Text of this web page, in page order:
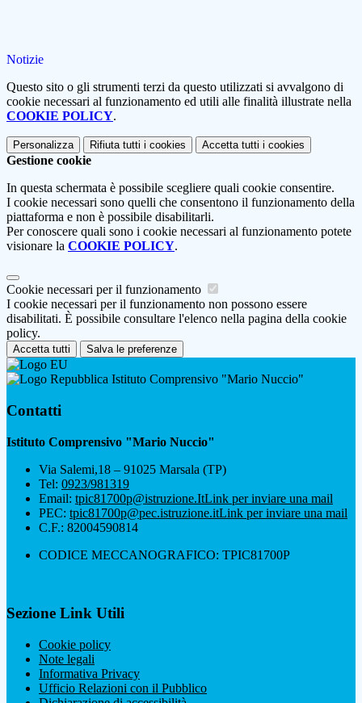
Notizie
Questo sito o gli strumenti terzi da questo utilizzati si avvalgono di
cookie necessari al funzionamento ed utili alle finalità illustrate nella
COOKIE POLICY.
Personalizza Rifiuta tutti i cookies Accetta tutti i cookies
Gestione cookie
In questa schermata è possibile scegliere quali cookie consentire.
I cookie necessari sono quelli che consentono il funzionamento della
piattaforma e non è possibile disabilitarli.
Per conoscere quali sono i cookie necessari al funzionamento potete
visionare la COOKIE POLICY.
Cookie necessari per il funzionamento
I cookie necessari per il funzionamento non possono essere
disabilitati. È possibile consultare l'elenco nella pagina della cookie
policy.
Accetta tutti Salva le preferenze
Istituto Comprensivo "Mario Nuccio"
Contatti
Istituto Comprensivo "Mario Nuccio"
Via Salemi,18 – 91025 Marsala (TP)
Tel: 0923/981319
Email: tpic81700p@istruzione.ItLink per inviare una mail
PEC: tpic81700p@pec.istruzione.itLink per inviare una mail
C.F.: 82004590814
CODICE MECCANOGRAFICO: TPIC81700P
Sezione Link Utili
Cookie policy
Note legali
Informativa Privacy
Ufficio Relazioni con il Pubblico